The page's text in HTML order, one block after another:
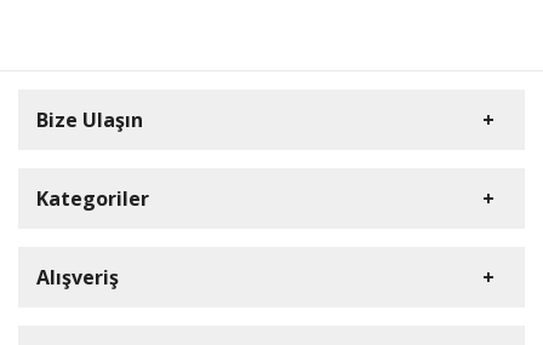
Bize Ulaşın
Kategoriler
Rulopak
Alışveriş